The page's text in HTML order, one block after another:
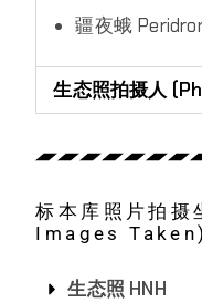
疆夜蛾
生态照拍摄人
标本库照片拍
Images Taken)
生态照 HNH